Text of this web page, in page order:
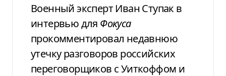
Военный эксперт Иван Ступак в
интервью для Фокуса
прокомментировал недавнюю
утечку разговоров российских
переговорщиков с Уиткоффом и